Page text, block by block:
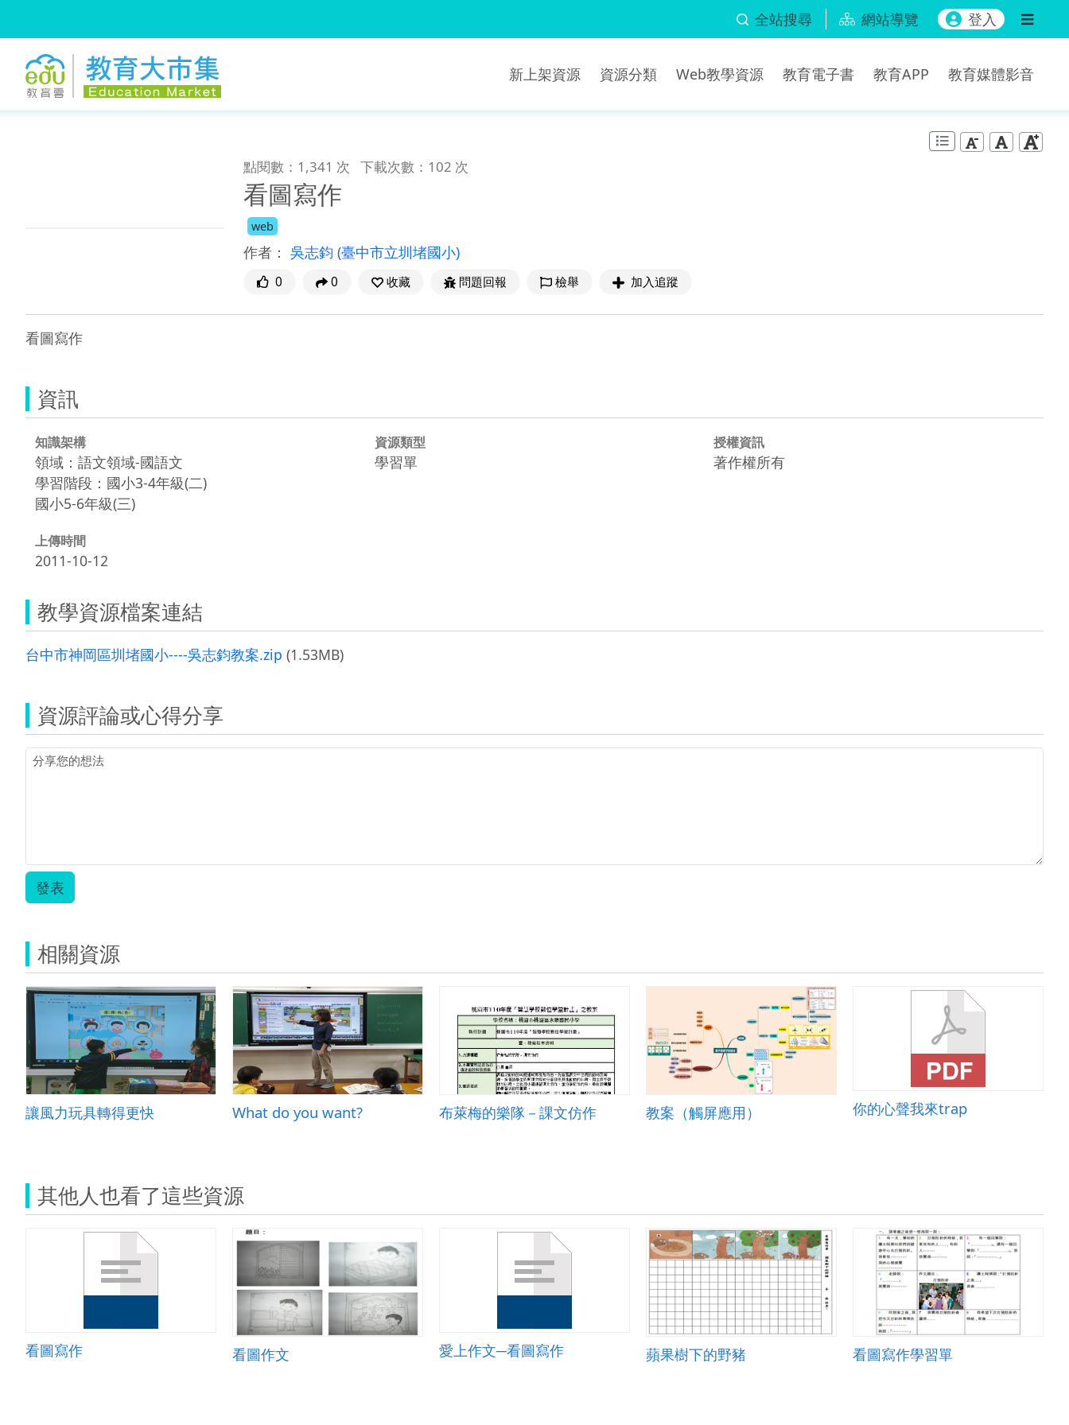
全站搜尋 網站導覽 登入
新上架資源 資源分類 Web教學資源 教育電子書 教育APP 教育媒體影音
點閱數：1,341 次 下載次數：102 次
看圖寫作
web
作者： 吳志鈞 (臺中市立圳堵國小)
0 0 收藏 問題回報 檢舉 加入追蹤
看圖寫作
資訊
知識架構
領域：語文領域-國語文
學習階段：國小3-4年級(二)
國小5-6年級(三)
資源類型
學習單
授權資訊
著作權所有
上傳時間
2011-10-12
教學資源檔案連結
台中市神岡區圳堵國小----吳志鈞教案.zip (1.53MB)
資源評論或心得分享
發表
相關資源
讓風力玩具轉得更快 What do you want? 布萊梅的樂隊－課文仿作 教案（觸屏應用） 你的心聲我來trap
其他人也看了這些資源
看圖寫作 看圖作文 愛上作文─看圖寫作 蘋果樹下的野豬 看圖寫作學習單